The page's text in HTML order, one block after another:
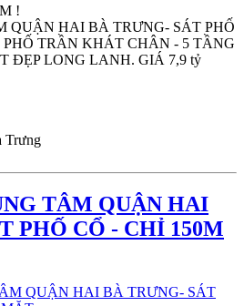
!
QUẬN HAI BÀ TRƯNG- SÁT PHỐ
TRẦN KHÁT CHÂN - 5 TẦNG
ĐẸP LONG LANH. GIÁ 7,9 tỷ
Trưng
TÂM QUẬN HAI
PHỐ CỔ - CHỈ 150M